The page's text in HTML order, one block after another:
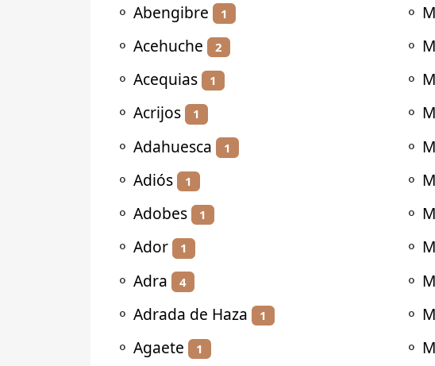
⚬ Abengibre 1
⚬ Acehuche 2
⚬ Acequias 1
⚬ Acrijos 1
⚬ Adahuesca 1
⚬ Adiós 1
⚬ Adobes 1
⚬ Ador 1
⚬ Adra 4
⚬ Adrada de Haza 1
⚬ Agaete 1
⚬
⚬
⚬
⚬
⚬
⚬
⚬
⚬
⚬
⚬
⚬